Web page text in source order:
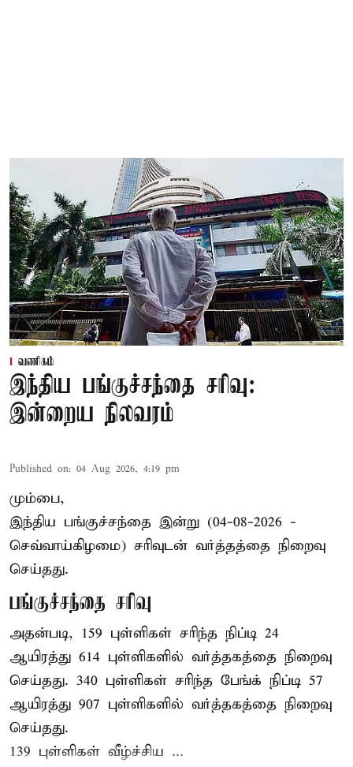
வணிகம்
இந்திய பங்குச்சந்தை சரிவு:
இன்றைய நிலவரம்
Published on: 04 Aug 2026, 4:19 pm
மும்பை,
இந்திய பங்குச்சந்தை இன்று (04-08-2026 -
செவ்வாய்கிழமை) சரிவுடன் வர்த்தத்தை நிறைவு
செய்தது.
பங்குச்சந்தை சரிவு
அதன்படி, 159 புள்ளிகள் சரிந்த நிப்டி 24
ஆயிரத்து 614 புள்ளிகளில் வர்த்தகத்தை நிறைவு
செய்தது. 340 புள்ளிகள் சரிந்த பேங்க் நிப்டி 57
ஆயிரத்து 907 புள்ளிகளில் வர்த்தகத்தை நிறைவு
செய்தது.
139 புள்ளிகள் வீழ்ச்சிய ...